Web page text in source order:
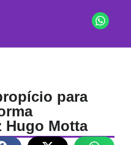
para
Hugo Motta